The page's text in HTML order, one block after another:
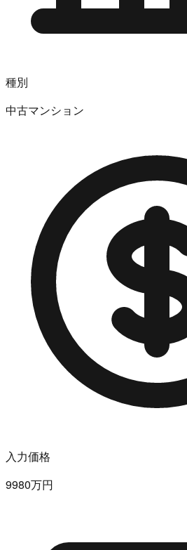
種別
中古マンション
入力価格
9980万円